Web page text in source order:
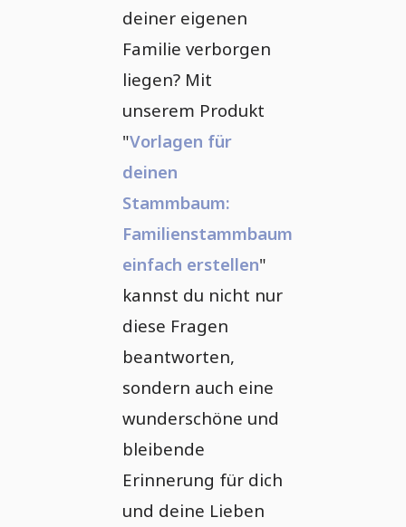
deiner eigenen
Familie verborgen
liegen? Mit
unserem Produkt
"Vorlagen für
deinen
Stammbaum:
Familienstammbaum
einfach erstellen"
kannst du nicht nur
diese Fragen
beantworten,
sondern auch eine
wunderschöne und
bleibende
Erinnerung für dich
und deine Lieben